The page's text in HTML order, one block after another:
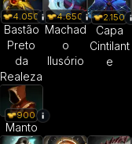
4.050
Bastão
Preto
da
Realeza
4.650
Machad
o
Ilusório
2.150
Capa
Cintilant
e
900
Manto